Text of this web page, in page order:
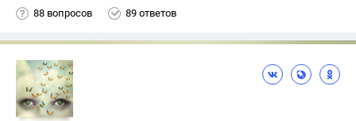
88 вопросов 89 ответов